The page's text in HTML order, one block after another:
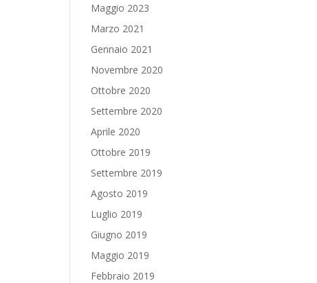
Maggio 2023
Marzo 2021
Gennaio 2021
Novembre 2020
Ottobre 2020
Settembre 2020
Aprile 2020
Ottobre 2019
Settembre 2019
Agosto 2019
Luglio 2019
Giugno 2019
Maggio 2019
Febbraio 2019